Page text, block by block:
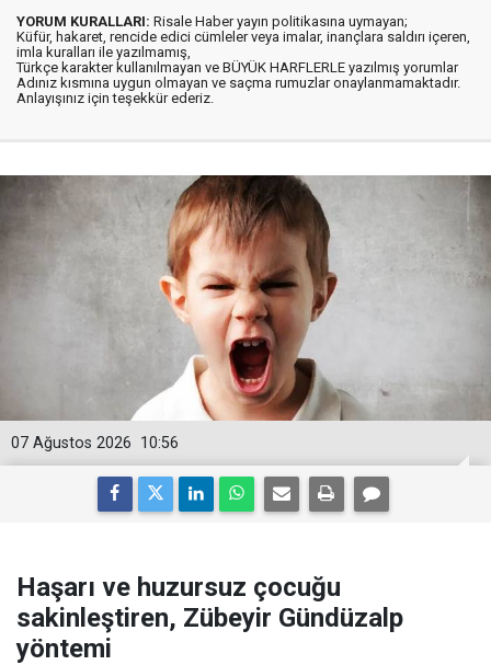
YORUM KURALLARI: Risale Haber yayın politikasına uymayan;
Küfür, hakaret, rencide edici cümleler veya imalar, inançlara saldırı içeren,
imla kuralları ile yazılmamış,
Türkçe karakter kullanılmayan ve BÜYÜK HARFLERLE yazılmış yorumlar
Adınız kısmına uygun olmayan ve saçma rumuzlar onaylanmamaktadır.
Anlayışınız için teşekkür ederiz.
10:56
07 Ağustos 2026
Haşarı ve huzursuz çocuğu
sakinleştiren, Zübeyir Gündüzalp
yöntemi